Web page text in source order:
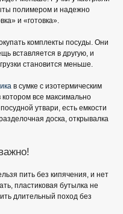
полимером и надежно
и «готовка».
комплекты посуды. Они
вставляется в другую, и
становится меньше.
в сумке с изотермическим
все максимально
утвари, есть емкости
доска, открывалка
пить без кипячения, и нет
пластиковая бутылка не
длительный поход без